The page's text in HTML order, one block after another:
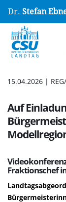
Dr. Stefan
15.04.2026 |
Auf
Fraktionschef